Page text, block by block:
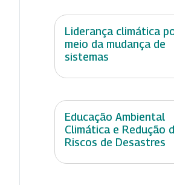
Liderança climática
meio da mudança de
sistemas
Educação Ambiental
Climática e Redução
Riscos de Desastres